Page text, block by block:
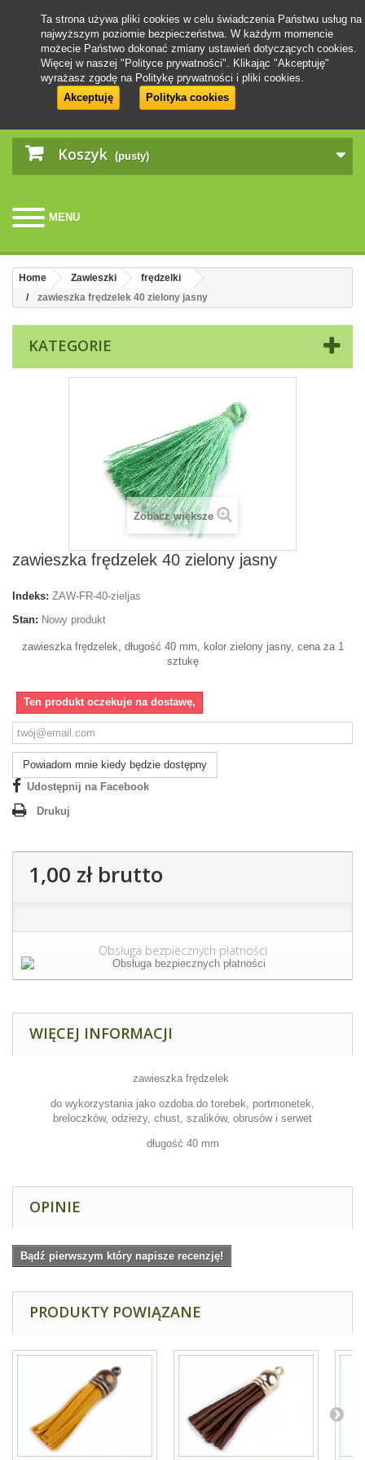
Koszyk (pusty)
MENU
Ta strona używa pliki cookies w celu świadczenia Państwu usług na
najwyższym poziomie bezpieczeństwa. W każdym momencie
możecie Państwo dokonać zmiany ustawień dotyczących cookies.
Więcej w naszej "Polityce prywatności". Klikając "Akceptuję"
wyrażasz zgodę na Politykę prywatności i pliki cookies.
Akceptuję
Polityka cookies
Home Zawieszki
frędzelki
zawieszka frędzelek 40 zielony jasny
KATEGORIE
Zobacz większe
zawieszka frędzelek 40 zielony jasny
Indeks: ZAW-FR-40-zieljas
Stan: Nowy produkt
zawieszka frędzelek, długość 40 mm, kolor zielony jasny, cena za 1
sztukę
Ten produkt oczekuje na dostawę,
Powiadom mnie kiedy będzie dostępny
Udostępnij na Facebook
Drukuj
1,00 złbrutto
Obsługa bezpiecznych płatności
WIĘCEJ INFORMACJI
zawieszka frędzelek
do wykorzystania jako ozdoba do torebek, portmonetek,
breloczków, odzieży, chust, szalików, obrusów i serwet
długość 40 mm
OPINIE
Bądź pierwszym który napisze recenzję!
PRODUKTY POWIĄZANE